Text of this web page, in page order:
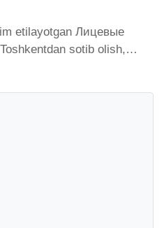
etilayotgan Лицевые
sotib olish,
ega. Biz ushbu